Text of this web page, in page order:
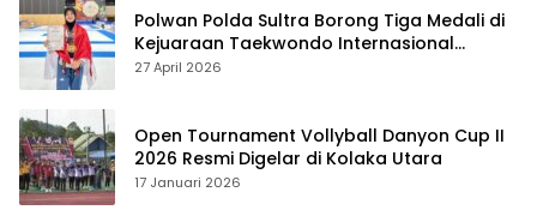
Polwan Polda Sultra Borong Tiga Medali di
Kejuaraan Taekwondo Internasional
Jepang
27 April 2026
Open Tournament Vollyball Danyon Cup II
2026 Resmi Digelar di Kolaka Utara
17 Januari 2026